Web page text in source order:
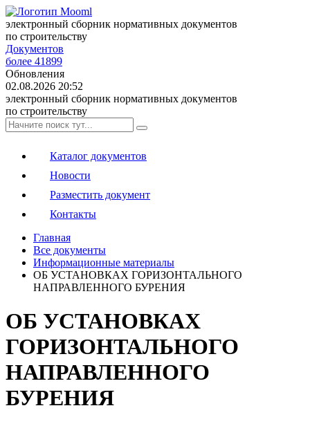
электронный сборник нормативных документов
по строительству
Документов
более 41899
Обновления
02.08.2026 20:52
электронный сборник нормативных документов
по строительству
Каталог документов
Новости
Разместить документ
Контакты
Главная
Все документы
Информационные материалы
ОБ УСТАНОВКАХ ГОРИЗОНТАЛЬНОГО
НАПРАВЛЕННОГО БУРЕНИЯ
ОБ УСТАНОВКАХ
ГОРИЗОНТАЛЬНОГО
НАПРАВЛЕННОГО
БУРЕНИЯ